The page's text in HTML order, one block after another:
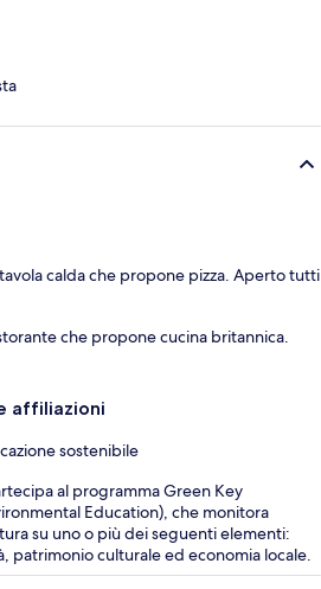
calda che propone pizza. Aperto tutti
che propone cucina britannica.
affiliazioni
sostenibile
al programma Green Key
Education), che monitora
su uno o più dei seguenti elementi:
patrimonio culturale ed economia locale.